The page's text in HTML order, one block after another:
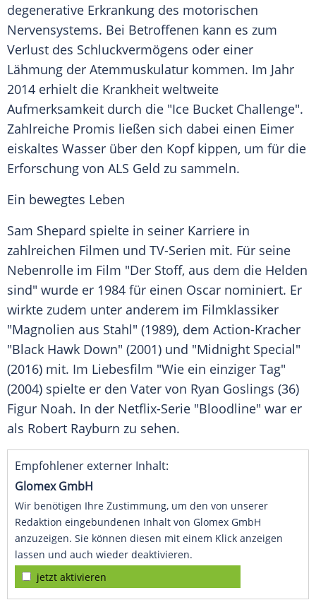
degenerative Erkrankung des motorischen
Nervensystems. Bei Betroffenen kann es zum
Verlust des Schluckvermögens oder einer
Lähmung der Atemmuskulatur kommen. Im Jahr
2014 erhielt die Krankheit weltweite
Aufmerksamkeit durch die "Ice Bucket Challenge".
Zahlreiche Promis ließen sich dabei einen Eimer
eiskaltes Wasser über den Kopf kippen, um für die
Erforschung von ALS Geld zu sammeln.
Ein bewegtes Leben
Sam Shepard spielte in seiner Karriere in
zahlreichen Filmen und TV-Serien mit. Für seine
Nebenrolle im Film "Der Stoff, aus dem die Helden
sind" wurde er 1984 für einen Oscar nominiert. Er
wirkte zudem unter anderem im Filmklassiker
"Magnolien aus Stahl" (1989), dem Action-Kracher
"Black Hawk Down" (2001) und "Midnight Special"
(2016) mit. Im Liebesfilm "Wie ein einziger Tag"
(2004) spielte er den Vater von Ryan Goslings (36)
Figur Noah. In der Netflix-Serie "Bloodline" war er
als Robert Rayburn zu sehen.
Empfohlener externer Inhalt:
Glomex GmbH
Wir benötigen Ihre Zustimmung, um den von unserer
Redaktion eingebundenen Inhalt von Glomex GmbH
anzuzeigen. Sie können diesen mit einem Klick anzeigen
lassen und auch wieder deaktivieren.
jetzt aktivieren